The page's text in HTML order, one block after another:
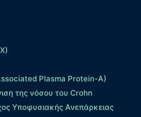
Plasma Protein-A)
της νόσου του Crohn
Υποφυσιακής Ανεπάρκειας